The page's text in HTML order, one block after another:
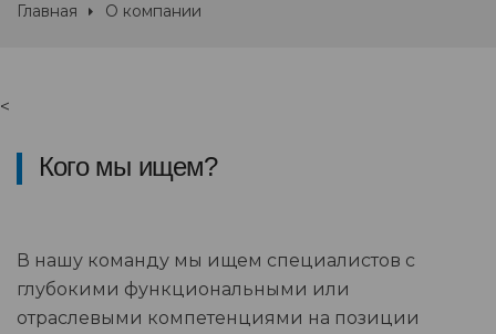
Главная О компании
<
Кого мы ищем?
В нашу команду мы ищем специалистов с
глубокими функциональными или
отраслевыми компетенциями на позиции